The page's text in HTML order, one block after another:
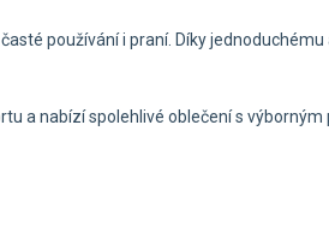
používání i praní. Díky
a nabízí spolehlivé oblečení s výborným